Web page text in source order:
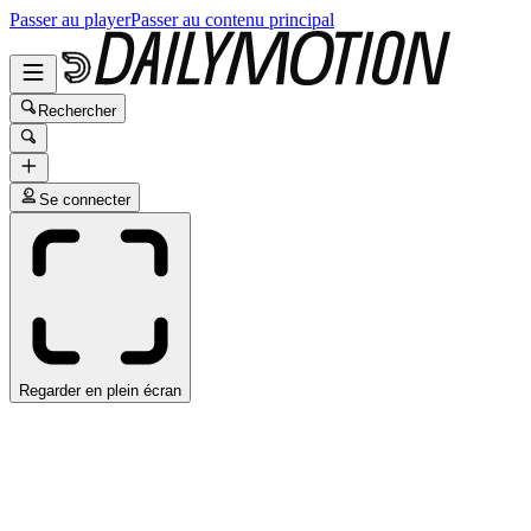
Passer au playerPasser au contenu principal
Rechercher
Se connecter
Regarder en plein écran